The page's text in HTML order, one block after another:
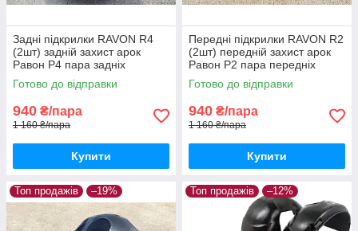
Задні підкрилки RAVON R4
(2шт) задній захист арок
Равон Р4 пара задніх
Готово до відправки
940 ₴/пара
1 160 ₴/пара
Купити
Передні підкрилки RAVON R2
(2шт) передній захист арок
Равон Р2 пара передніх
Готово до відправки
940 ₴/пара
1 160 ₴/пара
Купити
Топ продажів –19% Топ продажів –12%